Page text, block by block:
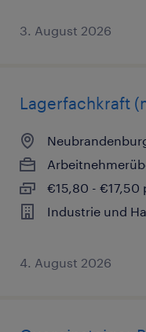
3. August 2026
Lagerfachkraft
€15,80 - €17,50
Industrie und
4. August 2026